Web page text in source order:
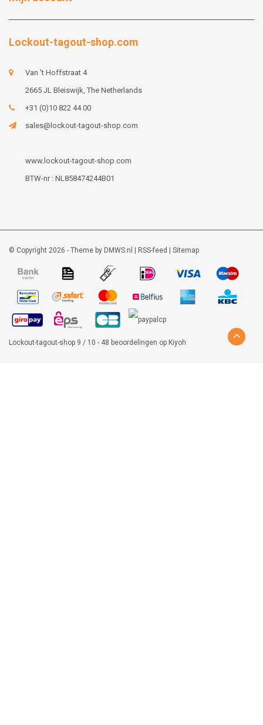
Lockout-tagout-shop.com
Van 't Hoffstraat 4
2665 JL Bleiswijk, The Netherlands
+31 (0)10 822 44 00
sales@lockout-tagout-shop.com
www.lockout-tagout-shop.com
BTW-nr : NL858474244B01
© Copyright 2026 - Theme by DMWS.nl RSS-feed Sitemap
Lockout-tagout-shop 9 / 10 - 48 beoordelingen op Kiyoh